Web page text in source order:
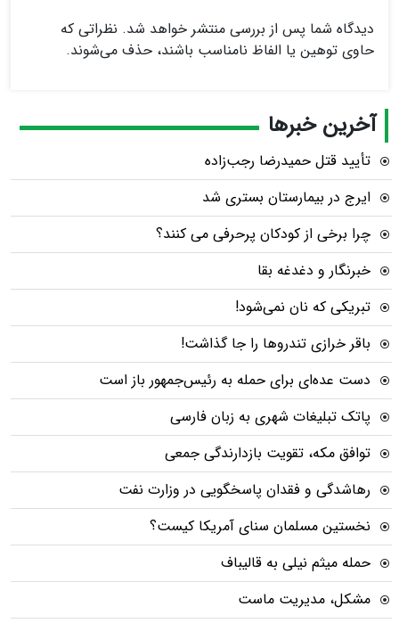
دیدگاه شما پس از بررسی منتشر خواهد شد. نظراتی که
حاوی توهین یا الفاظ نامناسب باشند، حذف می‌شوند.
آخرین خبرها
تأیید قتل حمیدرضا رجب‌زاده
ایرج در بیمارستان بستری شد
چرا برخی از کودکان پرحرفی می کنند؟
خبرنگار و دغدغه بقا
تبریکی که نان نمی‌شود!
باقر خرازی تندروها را جا گذاشت!
دست عده‌ای برای حمله به رئیس‌جمهور باز است
پاتک تبلیغات شهری به زبان فارسی
توافق مکه، تقویت بازدارندگی جمعی
رهاشدگی و فقدان پاسخگویی در وزارت نفت
نخستین مسلمان سنای آمریکا کیست؟
حمله میثم نیلی به قالیباف
مشکل، مدیریت ماست